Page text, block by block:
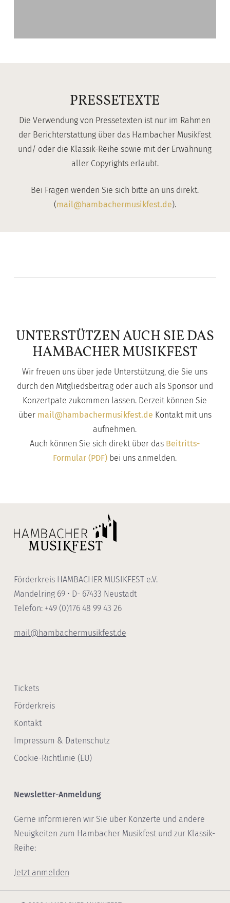
PRESSETEXTE
Die Verwendung von Pressetexten ist nur im Rahmen
der Berichterstattung über das Hambacher Musikfest
und/ oder die Klassik-Reihe sowie mit der Erwähnung
aller Copyrights erlaubt.
Bei Fragen wenden Sie sich bitte an uns direkt.
(mail@hambachermusikfest.de).
UNTERSTÜTZEN AUCH SIE DAS
HAMBACHER MUSIKFEST
Wir freuen uns über jede Unterstützung, die Sie uns
durch den Mitgliedsbeitrag oder auch als Sponsor und
Konzertpate zukommen lassen. Derzeit können Sie
über mail@hambachermusikfest.de Kontakt mit uns
aufnehmen.
Auch können Sie sich direkt über das Beitritts-
Formular (PDF) bei uns anmelden.
Förderkreis HAMBACHER MUSIKFEST e.V.
Mandelring 69 • D- 67433 Neustadt
Telefon: +49 (0)176 48 99 43 26
mail@hambachermusikfest.de
Tickets
Förderkreis
Kontakt
Impressum & Datenschutz
Cookie-Richtlinie (EU)
Newsletter-Anmeldung
Gerne informieren wir Sie über Konzerte und andere
Neuigkeiten zum Hambacher Musikfest und zur Klassik-
Reihe:
Jetzt anmelden